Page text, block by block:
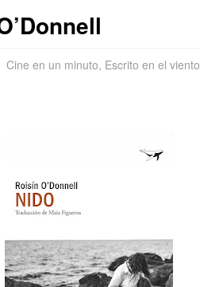
Cine en un minuto, Escrito en el viento